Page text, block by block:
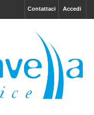
Accedi
Contattaci